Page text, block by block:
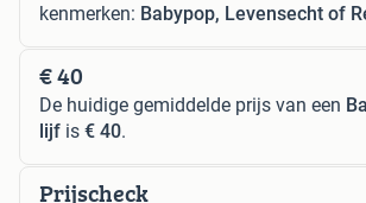
kenmerken: Babypop, Levensecht of
€ 40
De huidige gemiddelde prijs van een
lijf is € 40.
Prijscheck